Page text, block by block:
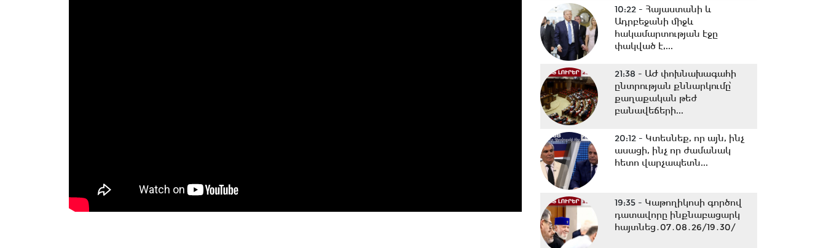
10:22 - Հայաստանի և
Ադրբեջանի միջև
հակամարտության էջը
փակված է,...
21:38 - ԱԺ փոխնախագահի
ընտրության քննարկումը՝
քաղաքական թեժ
բանավեճերի...
20:12 - Կտեսնեք, որ այն, ինչ
ասացի, ինչ որ ժամանակ
հետո վարչապետն...
19:35 - Կաթողիկոսի գործով
դատավորը ինքնաբացարկ
հայտնեց․07․08․26/19․30/